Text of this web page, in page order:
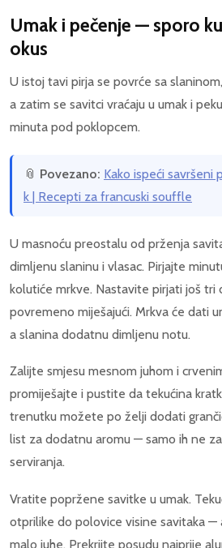
Umak i pečenje — sporo
okus
U istoj tavi pirja se povrće sa
a zatim se savitci vraćaju u umak i
minuta pod poklopcem.
📎 Povezano: Kako ispeći savršeni
k | Recepti za francuski souffle
U masnoću preostalu od prženja
dimljenu slaninu i vlasac. Pirjajte
kolutiće mrkve. Nastavite pirjati još tri
povremeno miješajući. Mrkva će dati
a slanina dodatnu dimljenu notu.
Zalijte smjesu mesnom juhom i
promiješajte i pustite da tekućina
trenutku možete po želji dodati
list za dodatnu aromu — samo ih ne
serviranja.
Vratite popržene savitke u umak.
otprilike do polovice visine savitaka —
malo juhe. Prekrijte posudu najprije